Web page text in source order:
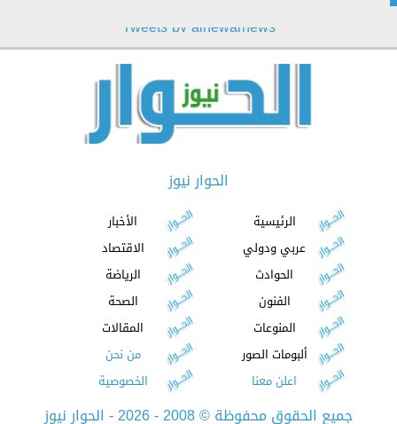
Tweets by alhewarnews
الحوار نيوز
الرئيسية
الأخبار
عربي ودولي
الاقتصاد
الحوادث
الرياضة
الفنون
الصحة
المنوعات
المقالات
ألبومات الصور
من نحن
اعلن معنا
الخصوصية
جميع الحقوق محفوظة©